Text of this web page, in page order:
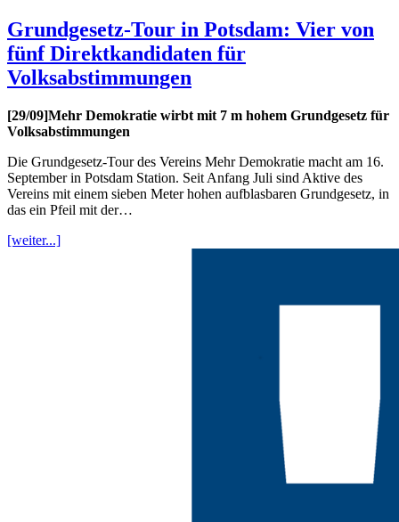
Grundgesetz-Tour in Potsdam: Vier von
fünf Direktkandidaten für
Volksabstimmungen
[29/09]Mehr Demokratie wirbt mit 7 m hohem Grundgesetz für
Volksabstimmungen
Die Grundgesetz-Tour des Vereins Mehr Demokratie macht am 16.
September in Potsdam Station. Seit Anfang Juli sind Aktive des
Vereins mit einem sieben Meter hohen aufblasbaren Grundgesetz, in
das ein Pfeil mit der…
[weiter...]